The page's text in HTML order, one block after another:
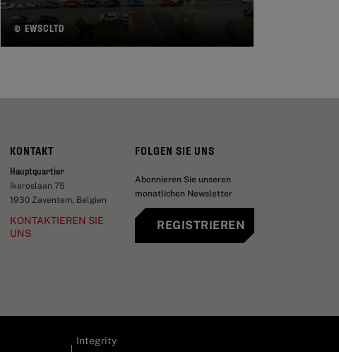
© EWSCLTD
KONTAKT
Hauptquartier
Ikaroslaan 75
1930 Zaventem, Belgien
KONTAKTIEREN SIE
UNS
FOLGEN SIE UNS
Abonnieren Sie unseren
monatlichen Newsletter
REGISTRIEREN
Integrity